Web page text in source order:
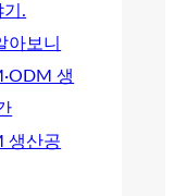
기.
아보니
생
생산공